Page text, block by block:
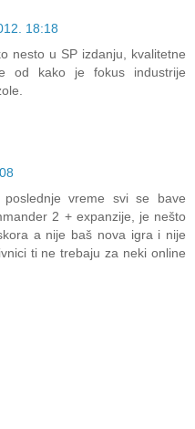
18:18
nesto u SP izdanju, kvalitetne
od kako je fokus industrije
vreme svi se bave
2 + expanzije, je nešto
a nije baš nova igra i nije
ti ne trebaju za neki online